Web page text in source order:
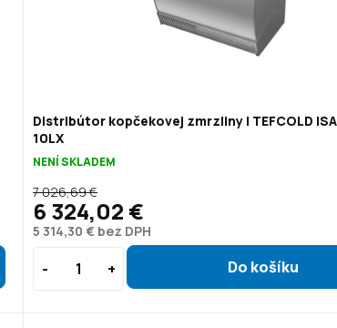
Distribútor kopčekovej zmrzliny | TEFCOLD
10LX
NENÍ SKLADEM
5 314,30 € bez DPH
7 026,69 €
6 324,02 €